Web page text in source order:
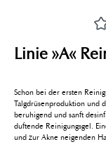
Linie »A«
Schon bei der ersten
Talgdrüsenproduktion und
beruhigend und sanft
duftende Reinigungsgel.
und zur Akne neigenden